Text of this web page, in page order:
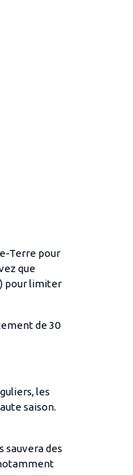
Terre pour
que
pour limiter
de 30
les
saison.
sauvera des